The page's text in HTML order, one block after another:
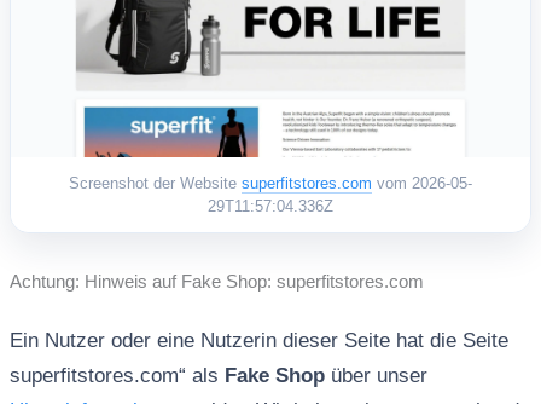
Screenshot der Website superfitstores.com vom 2026-05-
29T11:57:04.336Z
Achtung: Hinweis auf Fake Shop: superfitstores.com
Ein Nutzer oder eine Nutzerin dieser Seite hat die Seite
superfitstores.com“ als Fake Shopüber unser